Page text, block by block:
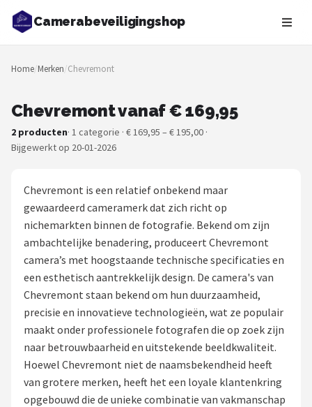
Camerabeveiligingshop
Zoeken
NAVIGATIE
Merken
Beveiligingscamera's
Camera Deurbellen
POPULAIRE MERKEN
Home-Locking
Home/Merken/Chevremont
Chevremont vanaf € 169,95
2 producten· 1 categorie · € 169,95 – € 195,00 ·
Bijgewerkt op 20-01-2026
Chevremont is een relatief onbekend maar
gewaardeerd cameramerk dat zich richt op
nichemarkten binnen de fotografie. Bekend om zijn
ambachtelijke benadering, produceert Chevremont
camera’s met hoogstaande technische specificaties en
een esthetisch aantrekkelijk design. De camera's van
Chevremont staan bekend om hun duurzaamheid,
precisie en innovatieve technologieën, wat ze populair
maakt onder professionele fotografen die op zoek zijn
naar betrouwbaarheid en uitstekende beeldkwaliteit.
Hoewel Chevremont niet de naamsbekendheid heeft
van grotere merken, heeft het een loyale klantenkring
opgebouwd die de unieke combinatie van vakmanschap